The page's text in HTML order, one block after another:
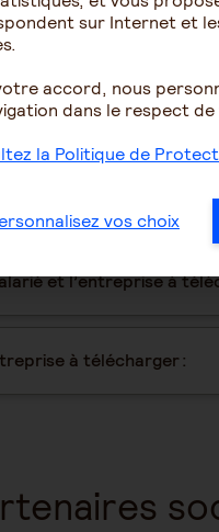
droits,
de demander ses
désignation des
et l’entreprise à
à télécharger :
sur Internet et
accord, nous
dans le respect
la Politique de
vos choix